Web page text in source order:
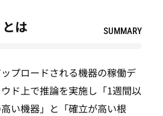
とは SUMMARY
プロードされる機器の稼働デ
ド上で推論を実施し「1週間以
い機器」と「確立が高い根